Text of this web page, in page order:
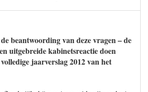
beantwoording van deze vragen – de
uitgebreide kabinetsreactie doen
jaarverslag 2012 van het